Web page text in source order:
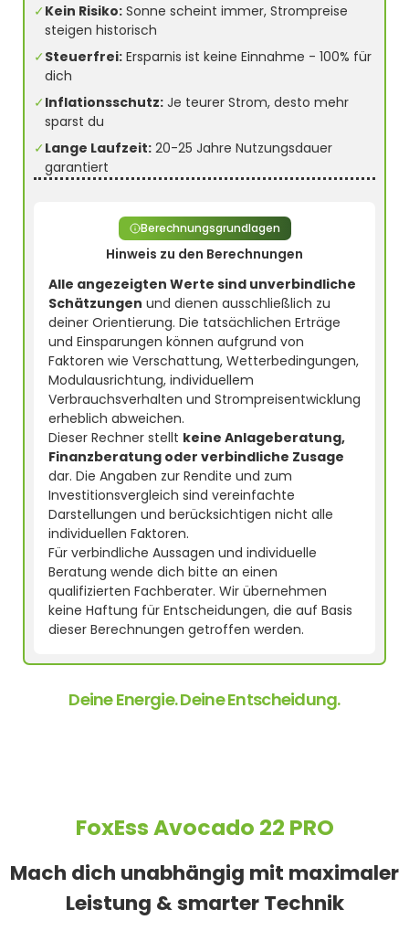
✓Kein Risiko: Sonne scheint immer, Strompreise
steigen historisch
✓Steuerfrei: Ersparnis ist keine Einnahme - 100% für
dich
✓Inflationsschutz: Je teurer Strom, desto mehr
sparst du
✓Lange Laufzeit: 20-25 Jahre Nutzungsdauer
garantiert
Hinweis zu den Berechnungen
Berechnungsgrundlagen
Alle angezeigten Werte sind unverbindliche
Schätzungen und dienen ausschließlich zu
deiner Orientierung. Die tatsächlichen Erträge
und Einsparungen können aufgrund von
Faktoren wie Verschattung, Wetterbedingungen,
Modulausrichtung, individuellem
Verbrauchsverhalten und Strompreisentwicklung
erheblich abweichen.
Dieser Rechner stellt keine Anlageberatung,
Finanzberatung oder verbindliche Zusage
dar. Die Angaben zur Rendite und zum
Investitionsvergleich sind vereinfachte
Darstellungen und berücksichtigen nicht alle
individuellen Faktoren.
Für verbindliche Aussagen und individuelle
Beratung wende dich bitte an einen
qualifizierten Fachberater. Wir übernehmen
keine Haftung für Entscheidungen, die auf Basis
dieser Berechnungen getroffen werden.
Deine Energie. Deine Entscheidung.
FoxEss Avocado 22 PRO
Mach dich unabhängig mit maximaler
Leistung & smarter Technik